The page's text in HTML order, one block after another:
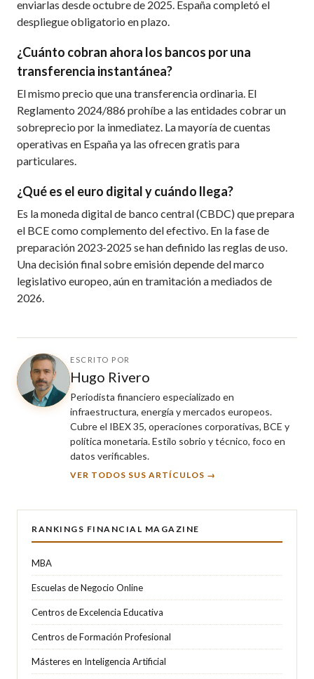
enviarlas desde octubre de 2025. España completó el
despliegue obligatorio en plazo.
¿Cuánto cobran ahora los bancos por una
transferencia instantánea?
El mismo precio que una transferencia ordinaria. El
Reglamento 2024/886 prohíbe a las entidades cobrar un
sobreprecio por la inmediatez. La mayoría de cuentas
operativas en España ya las ofrecen gratis para
particulares.
¿Qué es el euro digital y cuándo llega?
Es la moneda digital de banco central (CBDC) que prepara
el BCE como complemento del efectivo. En la fase de
preparación 2023-2025 se han definido las reglas de uso.
Una decisión final sobre emisión depende del marco
legislativo europeo, aún en tramitación a mediados de
2026.
ESCRITO POR
Hugo Rivero
Periodista financiero especializado en
infraestructura, energía y mercados europeos.
Cubre el IBEX 35, operaciones corporativas, BCE y
política monetaria. Estilo sobrio y técnico, foco en
datos verificables.
VER TODOS SUS ARTÍCULOS →
RANKINGS FINANCIAL MAGAZINE
MBA
Escuelas de Negocio Online
Centros de Excelencia Educativa
Centros de Formación Profesional
Másteres en Inteligencia Artificial